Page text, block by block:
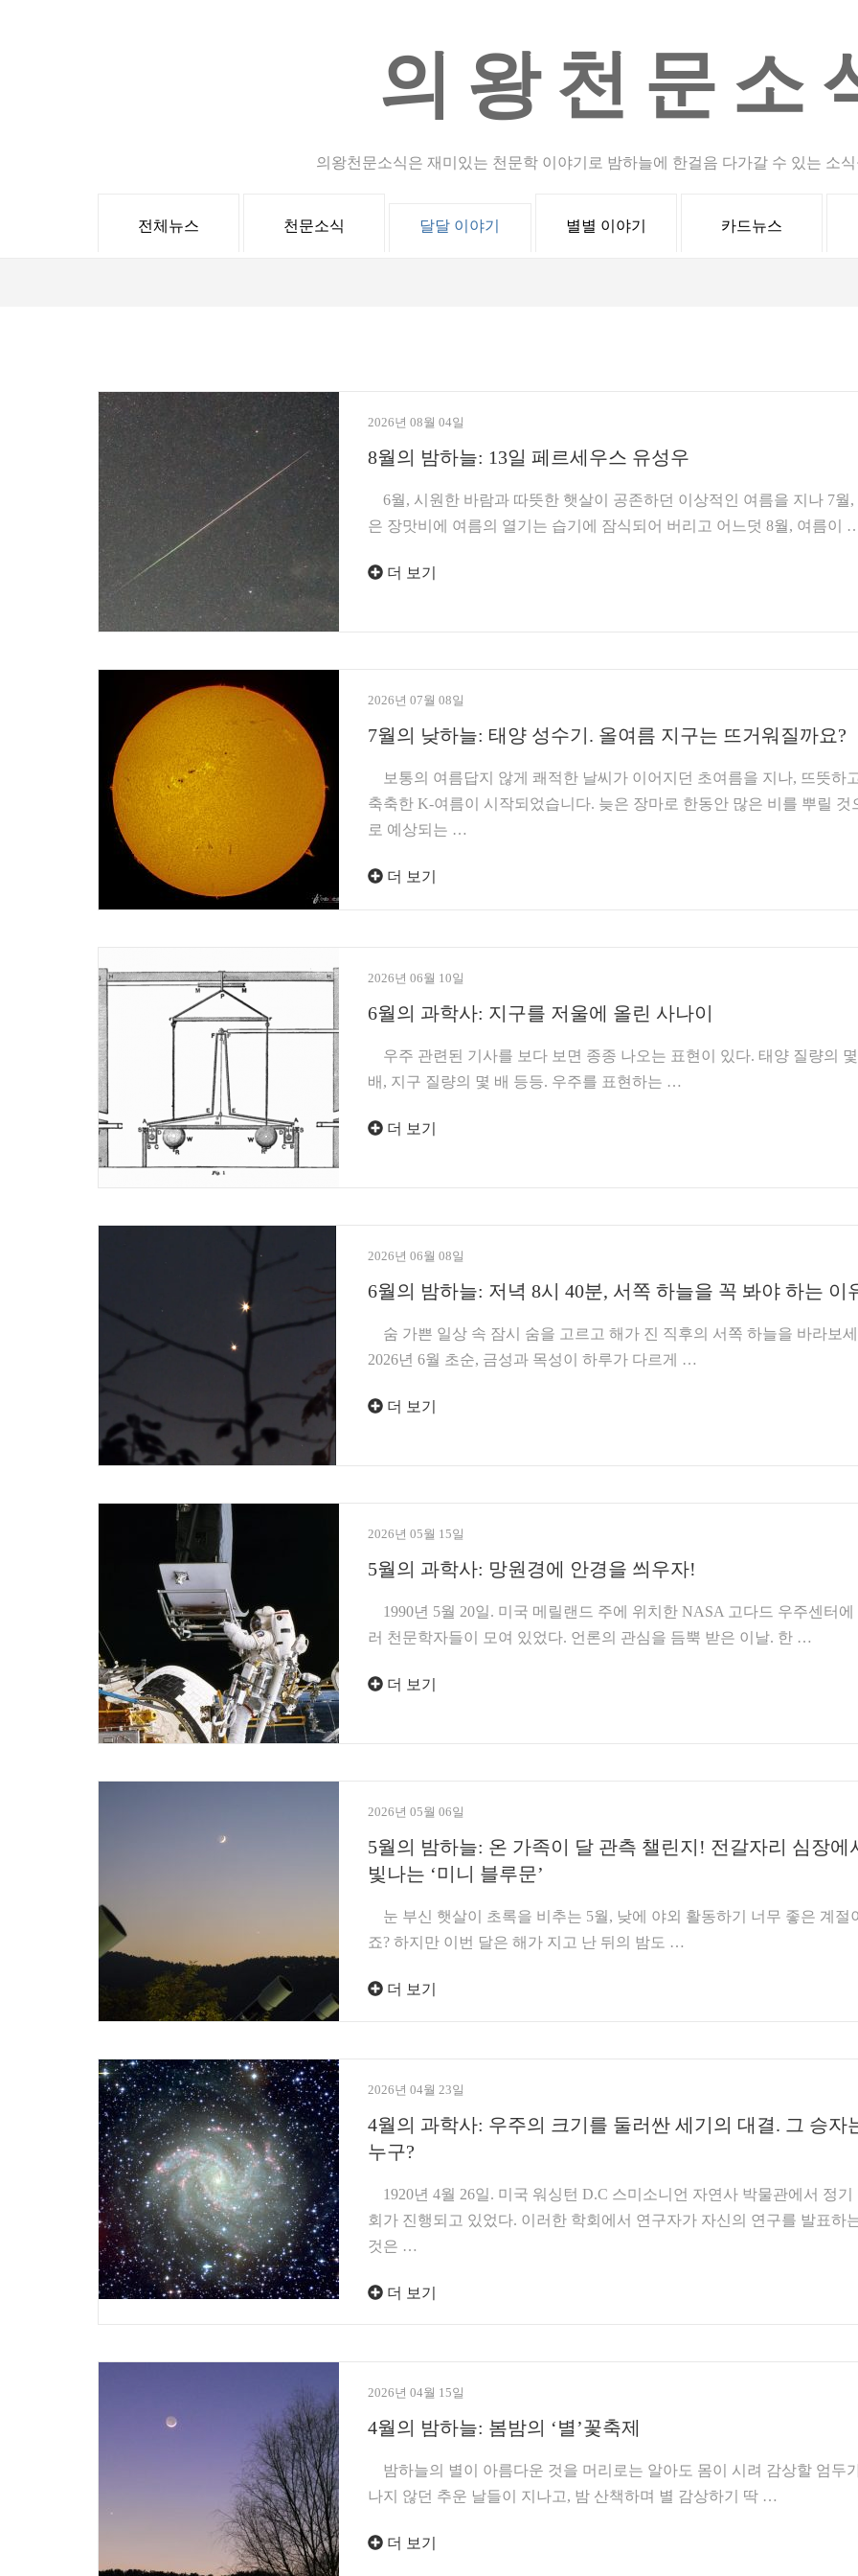
의왕천문소
의왕천문소식은 재미있는 천문학 이야기로 밤하늘에 한걸음 다가갈 수 있는 소
전체뉴스 천문소식 달달 이야기 별별 이야기 카드뉴스
2026년 08월 04일
8월의 밤하늘: 13일 페르세우스 유성우
6월, 시원한 바람과 따뜻한 햇살이 공존하던 이상적인 여름을 지나 7월,
은 장맛비에 여름의 열기는 습기에 잠식되어 버리고 어느덧 8월, 여름이
더 보기
2026년 07월 08일
7월의 낮하늘: 태양 성수기. 올여름 지구는 뜨거워질까요?
보통의 여름답지 않게 쾌적한 날씨가 이어지던 초여름을 지나, 뜨뜻하
축축한 K-여름이 시작되었습니다. 늦은 장마로 한동안 많은 비를 뿌릴 것
로 예상되는 …
더 보기
2026년 06월 10일
6월의 과학사: 지구를 저울에 올린 사나이
우주 관련된 기사를 보다 보면 종종 나오는 표현이 있다. 태양 질량의 몇
배, 지구 질량의 몇 배 등등. 우주를 표현하는 …
더 보기
2026년 06월 08일
6월의 밤하늘: 저녁 8시 40분, 서쪽 하늘을 꼭 봐야 하는 이
숨 가쁜 일상 속 잠시 숨을 고르고 해가 진 직후의 서쪽 하늘을 바라보
2026년 6월 초순, 금성과 목성이 하루가 다르게 …
더 보기
2026년 05월 15일
5월의 과학사: 망원경에 안경을 씌우자!
1990년 5월 20일. 미국 메릴랜드 주에 위치한 NASA 고다드 우주센터에
러 천문학자들이 모여 있었다. 언론의 관심을 듬뿍 받은 이날. 한 …
더 보기
2026년 05월 06일
5월의 밤하늘: 온 가족이 달 관측 챌린지! 전갈자리 심장에
빛나는 ‘미니 블루문’
눈 부신 햇살이 초록을 비추는 5월, 낮에 야외 활동하기 너무 좋은 계절이
죠? 하지만 이번 달은 해가 지고 난 뒤의 밤도 …
더 보기
2026년 04월 23일
4월의 과학사: 우주의 크기를 둘러싼 세기의 대결. 그 승자
누구?
1920년 4월 26일. 미국 워싱턴 D.C 스미소니언 자연사 박물관에서 정기
회가 진행되고 있었다. 이러한 학회에서 연구자가 자신의 연구를 발표하
것은 …
더 보기
2026년 04월 15일
4월의 밤하늘: 봄밤의 ‘별’꽃축제
밤하늘의 별이 아름다운 것을 머리로는 알아도 몸이 시려 감상할 엄두
나지 않던 추운 날들이 지나고, 밤 산책하며 별 감상하기 딱 …
더 보기